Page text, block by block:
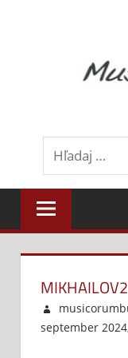
MIKHAILOV2
september